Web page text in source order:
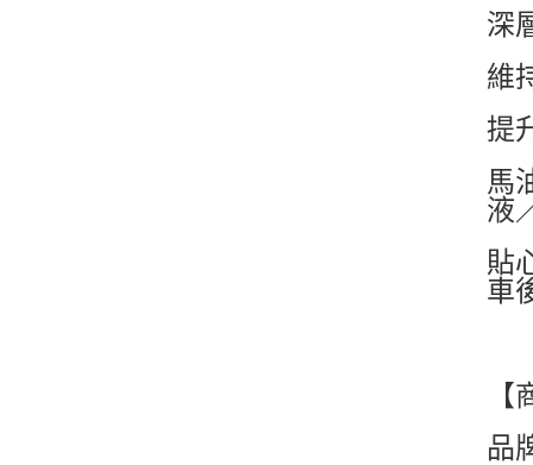
深
維
提
馬
液
貼
車
【
品